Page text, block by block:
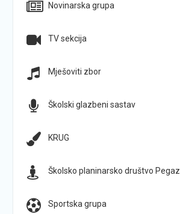
Novinarska grupa
TV sekcija
Mješoviti zbor
Školski glazbeni sastav
KRUG
Školsko planinarsko društvo Pegaz
Sportska grupa